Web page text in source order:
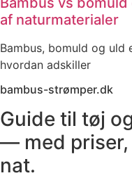
af naturmaterialer
Bambus, bomuld og
hvordan adskiller
bambus-strømper.dk
Guide til tøj
— med priser,
nat.